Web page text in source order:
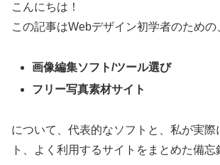
こんにちは！
この記事はWebデザイン初学者のための
画像編集ソフト/ツール選び
フリー写真素材サイト
について、代表的なソフトと、私が実際
ト、よく利用するサイトをまとめた備忘